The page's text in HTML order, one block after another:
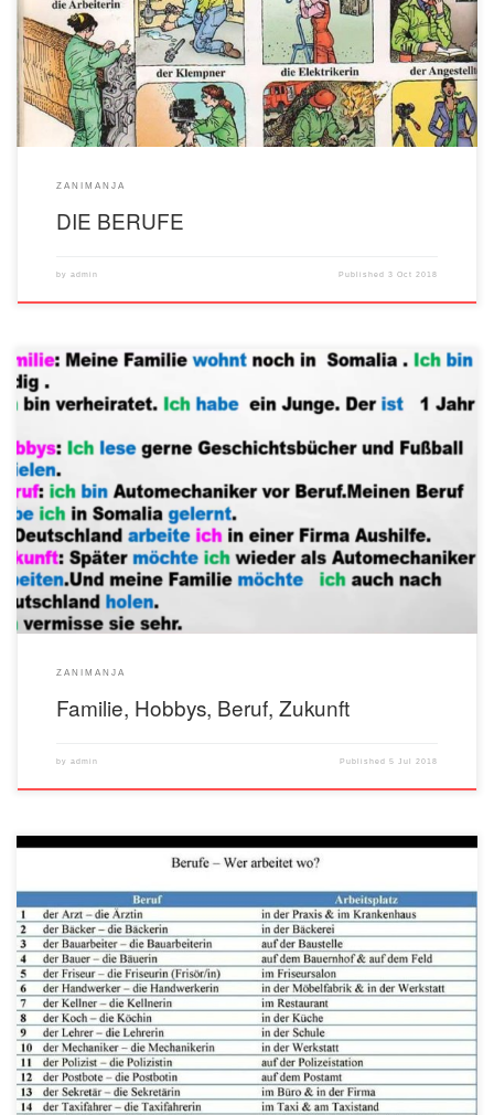
ZANIMANJA
DIE BERUFE
by admin Published3 Oct 2018
ZANIMANJA
Familie, Hobbys, Beruf, Zukunft
by admin Published5 Jul 2018